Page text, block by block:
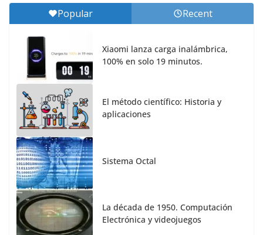
Popular Recent
Xiaomi lanza carga inalámbrica,
100% en solo 19 minutos.
El método científico: Historia y
aplicaciones
Sistema Octal
La década de 1950. Computación
Electrónica y videojuegos